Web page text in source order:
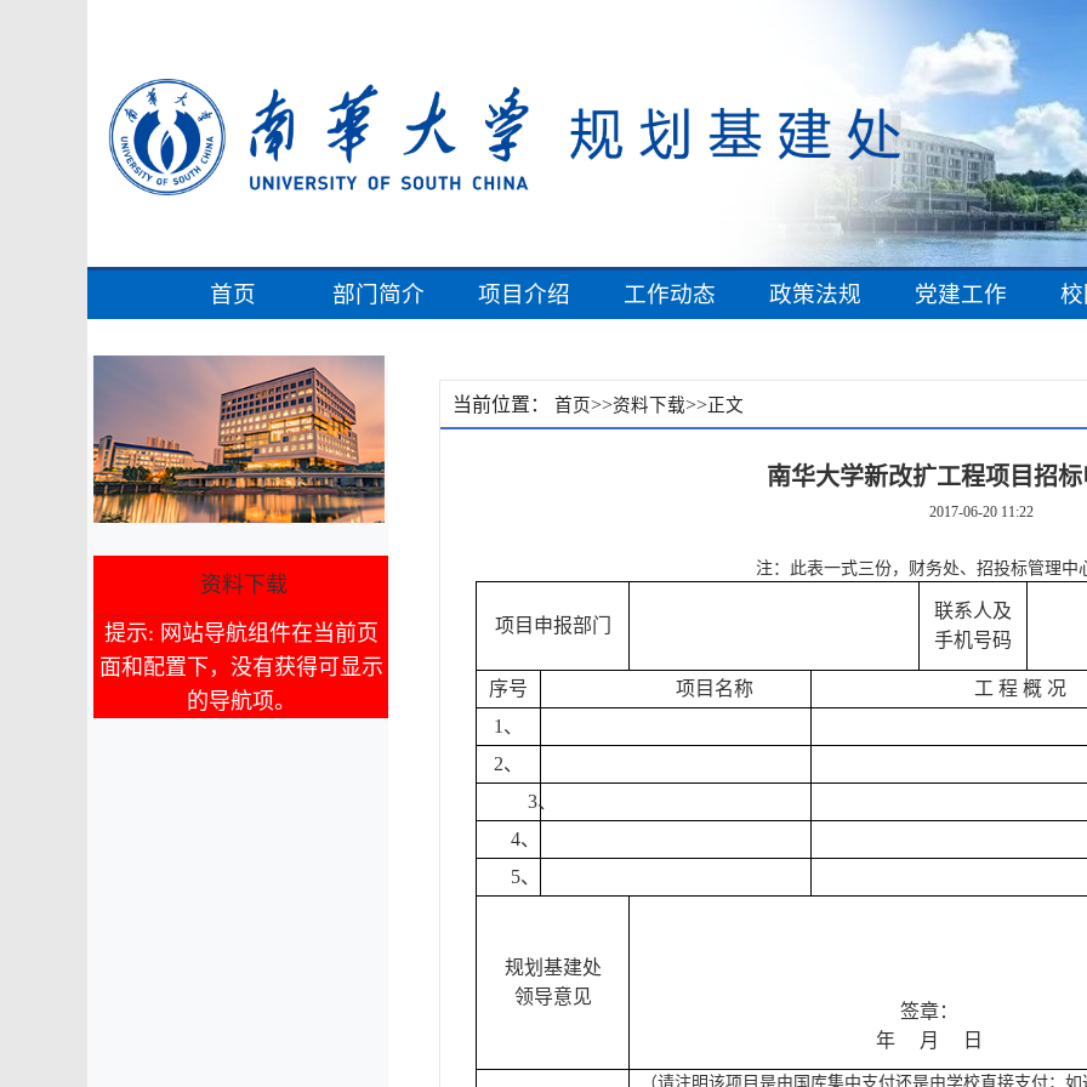
首页 部门简介 项目介绍 工作动态 政策法规 党建工作
资料下载
提示: 网站导航组件在当前页
面和配置下，没有获得可显示
的导航项。
当前位置： 首页>>资料下载>>正文
南华大学新改扩工程项目招
2017-06-20 11:22
注：此表一式三份，财务处、招投标管理中
项目申报部门
联系人及
手机号码
序号 项目名称 工 程 概 况
1 、
2、
3、
4、
5、
规划基建处
领导意见
签章：
年
月 日
（请注明该项目是由国库集中支付还是由学校直接支付；